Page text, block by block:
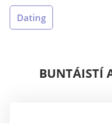
Dating
BUNTÁISTÍ